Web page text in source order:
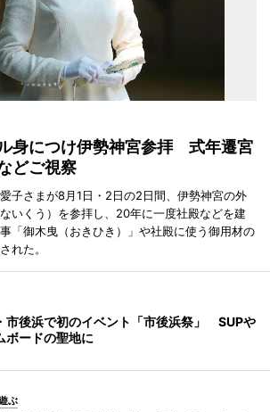
身につけ伊勢神宮参拝 式年遷宮
どご視察
子さまが8月1日・2日の2日間、伊勢神宮の外
いくう）を参拝し、20年に一度社殿などを建
「御木曳（おきひき）」や社殿に使う御用材の
れた。
市後浜で初のイベント「市後浜祭」 SUPや
ボードの聖地に
ぶ